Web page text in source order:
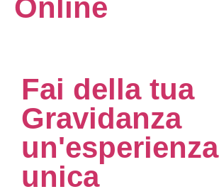
Online
Fai della tua
Gravidanza
un'esperienza
unica